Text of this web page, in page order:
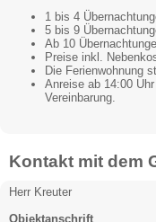
1 bis 4
5 bis 9
Ab 10
Preise inkl.
Die Ferienwohnung
Anreise ab 14:00
Vereinbarung.
Kontakt mit dem
Herr Kreuter
Objektanschrift